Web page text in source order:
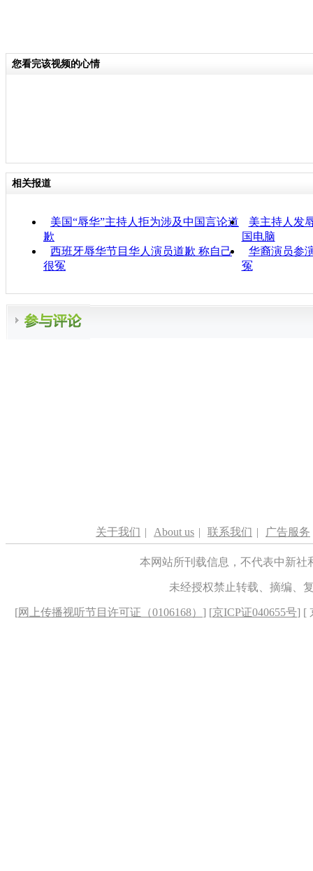
您看完该视频的心情
相关报道
美国“辱华”主持人拒为涉及中国言论道
歉
美主持人发
国电脑
西班牙辱华节目华人演员道歉 称自己
很冤
华裔演员参
冤
关于我们 | About us | 联系我们 | 广告服务
本网站所刊载信息，不代表中新
未经授权禁止转载、摘编、
[网上传播视听节目许可证（0106168） ] [京ICP证040655号] [